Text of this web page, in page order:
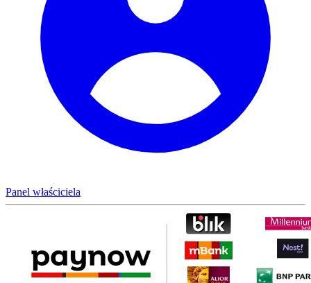
Panel właściciela